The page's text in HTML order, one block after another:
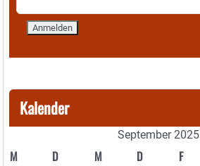
Kalender
September 2025
M D M D F